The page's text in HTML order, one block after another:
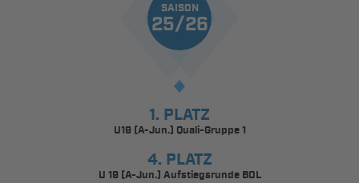
SAISON
25/26
1. PLATZ
U19 (A-Jun.) Quali-Gruppe 1
4. PLATZ
U 19 (A-Jun.) Aufstiegsrunde BOL